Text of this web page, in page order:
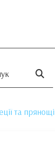
та прянощі